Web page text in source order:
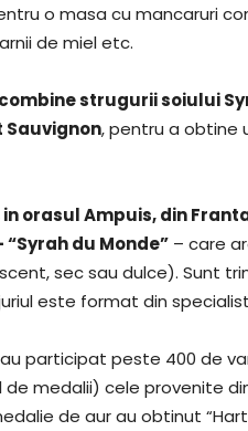
o masa cu mancaruri
de miel etc.
strugurii soiului
Sauvignon, pentru a obtine
orasul Ampuis, din
du Monde” – care
sec sau dulce). Sunt
este format din
participat peste 400 de
medalii) cele provenite
de aur au obtinut